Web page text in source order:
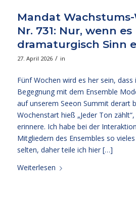
Mandat
Nr. 731: Nur, wenn es
dramaturgisch Sinn
27. April 2026 / in
Fünf Wochen wird es her sein, dass
Begegnung mit dem Ensemble
auf unserem Seeon Summit derart
Wochenstart hieß „Jeder Ton
erinnere. Ich habe bei der
Mitgliedern des Ensembles so
selten, daher teile ich hier […]
Weiterlesen